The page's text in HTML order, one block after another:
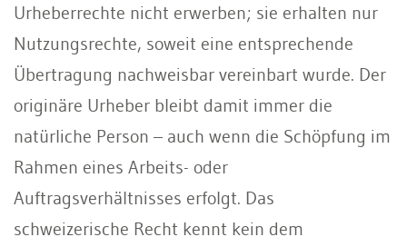
Urheberrechte nicht erwerben; sie erhalten nur
Nutzungsrechte, soweit eine entsprechende
Übertragung nachweisbar vereinbart wurde. Der
originäre Urheber bleibt damit immer die
natürliche Person – auch wenn die Schöpfung im
Rahmen eines Arbeits- oder
Auftragsverhältnisses erfolgt. Das
schweizerische Recht kennt kein dem